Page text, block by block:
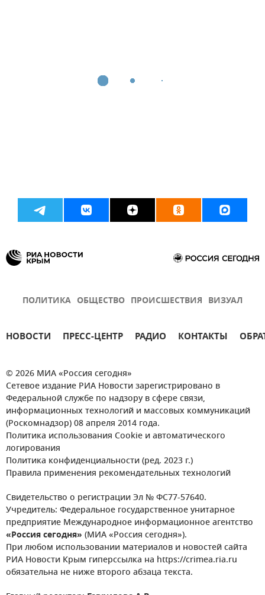
ПОЛИТИКА ОБЩЕСТВО ПРОИСШЕСТВИЯ ВИЗУАЛ
НОВОСТИ ПРЕСС-ЦЕНТР РАДИО КОНТАКТЫ
© 2026 МИА «Россия сегодня»
Сетевое издание РИА Новости зарегистрировано в
Федеральной службе по надзору в сфере связи,
информационных технологий и массовых коммуникаций
(Роскомнадзор) 08 апреля 2014 года.
Политика использования Cookie и автоматического
логирования
Политика конфиденциальности (ред. 2023 г.)
Правила применения рекомендательных технологий
Свидетельство о регистрации Эл № ФС77-57640.
Учредитель: Федеральное государственное унитарное
предприятие Международное информационное агентство
«Россия сегодня» (МИА «Россия сегодня»).
При любом использовании материалов и новостей сайта
РИА Новости Крым гиперссылка на https://crimea.ria.ru
обязательна не ниже второго абзаца текста.